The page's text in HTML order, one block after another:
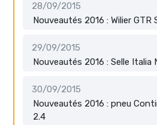
28/09/2015
Nouveautés 2016 : Wilier GTR
29/09/2015
Nouveautés 2016 : Selle Italia
30/09/2015
Nouveautés 2016 : pneu
2.4